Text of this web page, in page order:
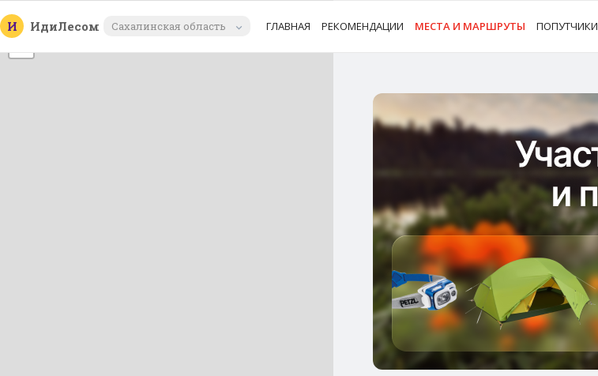
И ИдиЛесом Сахалинская область ГЛАВНАЯ РЕКОМЕНДАЦИИ МЕСТА И МАРШРУТЫ ПОПУТЧИКИ
+